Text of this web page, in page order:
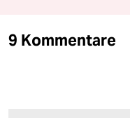
9 Kommentare